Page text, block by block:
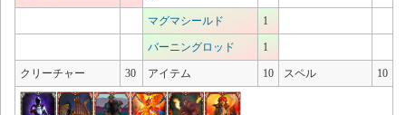
マグマシールド 1
バーニングロッド 1
クリーチャー 30 アイテム 10 スペル 10